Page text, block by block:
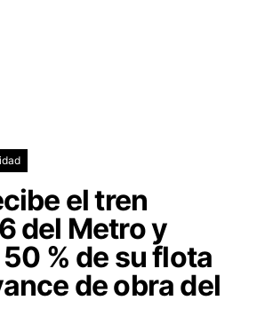
el tren
del Metro y
% de su flota
de obra del